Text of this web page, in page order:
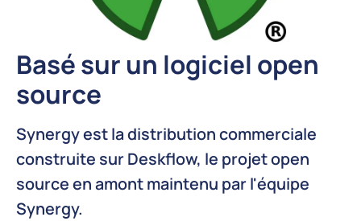
Basé sur un logiciel open
source
Synergy est la distribution commerciale
construite sur Deskflow, le projet open
source en amont maintenu par l'équipe
Synergy.